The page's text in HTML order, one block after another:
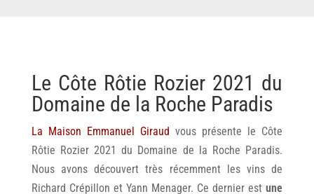
Le Côte Rôtie Rozier 2021 du
Domaine de la Roche Paradis
La Maison Emmanuel Giraud vous présente le Côte
Rôtie Rozier 2021 du Domaine de la Roche Paradis.
Nous avons découvert très récemment les vins de
Richard Crépillon et Yann Menager. Ce dernier est une